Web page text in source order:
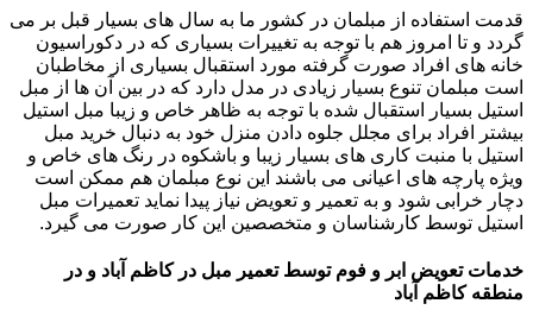
قدمت استفاده از مبلمان در کشور ما به سال های بسیار قبل بر می
گردد و تا امروز هم با توجه به تغییرات بسیاری که در دکوراسیون
خانه های افراد صورت گرفته مورد استقبال بسیاری از مخاطبان
است مبلمان تنوع بسیار زیادی در مدل دارد که در بین آن ها از مبل
استیل بسیار استقبال شده با توجه به ظاهر خاص و زیبا مبل استیل
بیشتر افراد برای مجلل جلوه دادن منزل خود به دنبال خرید مبل
استیل با منبت کاری های بسیار زیبا و باشکوه در رنگ های خاص و
ویژه پارچه های اعیانی می باشند این نوع مبلمان هم ممکن است
دچار خرابی شود و به تعمیر و تعویض نیاز پیدا نماید تعمیرات مبل
استیل توسط کارشناسان و متخصصین این کار صورت می گیرد.
خدمات تعویض ابر و فوم توسط تعمیر مبل در کاظم آباد و در
منطقه کاظم آباد